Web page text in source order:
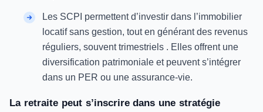
Les SCPI permettent d’investir dans l’immobilier
locatif sans gestion, tout en générant des revenus
réguliers, souvent trimestriels . Elles offrent une
diversification patrimoniale et peuvent s’intégrer
dans un PER ou une assurance-vie.
La retraite peut s’inscrire dans une stratégie